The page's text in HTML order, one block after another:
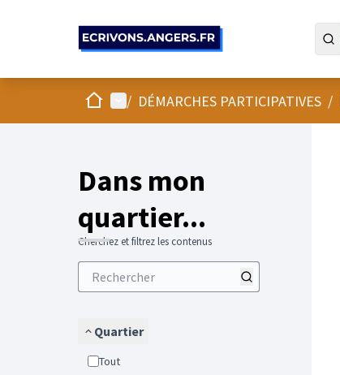
AccueilMenu principal
/ DÉMARCHES PARTICIPATIVES /
Dans mon
quartier...
Cherchez et filtrez les contenus
Quartier
Tout